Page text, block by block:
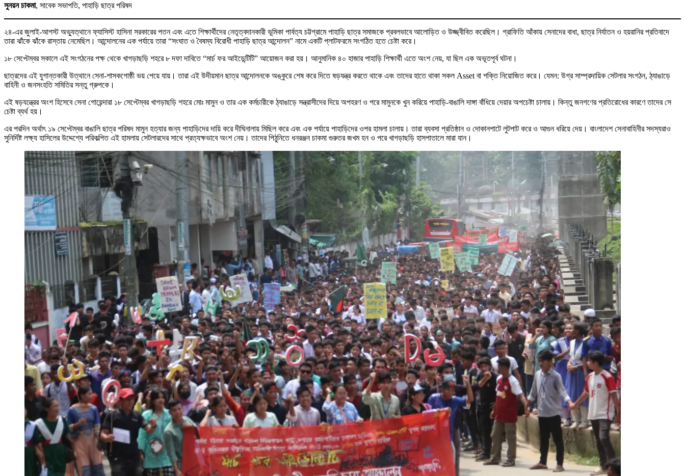
সুনয়ন চাকমা, সাবেক সভাপতি, পাহাড়ি ছাত্র পরিষদ
২৪-এর জুলাই-আগস্ট অভ্যুত্থানে ফ্যাসিস্ট হাসিনা সরকারের পতন এবং এতে শিক্ষার্থীদের নেতৃত্বদানকারী ভূমিকা পার্বত্য চট্টগ্রামে পাহাড়ি ছাত্র সমাজকে প্রবলভাবে আলোড়িত ও উজ্জ্বীবিত করেছিল। গ্রাফিতি আঁকায় সেনাদের বাধা, ছাত্র নির্যাতন ও হয়রানির প্রতিবাদে
তারা ঝাঁকে ঝাঁকে রাস্তায় নেমেছিল। আন্দোলনের এক পর্যায়ে তারা “সংঘাত ও বৈষম্য বিরোধী পাহাড়ি ছাত্র আন্দোলন” নামে একটি প্লাটফরমে সংগঠিত হতে চেষ্টা করে।
১৮ সেপ্টেম্বর সকালে এই সংগঠনের পক্ষ থেকে খাগড়াছড়ি শহরে ৮ দফা দাবিতে “মার্চ ফর আইডেন্টিটি” আয়োজন করা হয়। আনুমানিক ৪০ হাজার পাহাড়ি শিক্ষার্থী এতে অংশ নেয়, যা ছিল এক অভূতপূর্ব ঘটনা।
ছাত্রদের এই যুগান্তকারী উত্থানে সেনা-শাসকগোষ্ঠী ভয় পেয়ে যায়। তারা এই উদীয়মান ছাত্র আন্দোলনকে অঙ্কুরে শেষ করে দিতে ষড়যন্ত্র করতে থাকে এবং তাদের হাতে থাকা সকল Asset বা শক্তি নিয়োজিত করে। যেমন: উগ্র সাম্প্রদায়িক সেটলার সংগঠন, ঠ্যাঙাড়ে
বাহিনী ও জনসংহতি সমিতির সন্তু গ্রুপকে।
এই ষড়যন্ত্রের অংশ হিসেবে সেনা গোয়েন্দারা ১৮ সেপ্টেম্বর খাগড়াছড়ি শহরে মোঃ মামুন ও তার এক কর্মচারীকে ঠ্যাঙাড়ে সন্ত্রাসীদের দিয়ে অপহরণ ও পরে মামুনকে খুন করিয়ে পাহাড়ি-বাঙালি দাঙ্গা বাঁধিয়ে দেয়ার অপচেষ্টা চালায়। কিন্তু জনগণের প্রতিরোধের কারণে তাদের সে
চেষ্টা ব্যর্থ হয়।
এর পরদিন অর্থাৎ ১৯ সেপ্টেম্বর বাঙালি ছাত্র পরিষদ মামুন হত্যার জন্য পাহাড়িদের দায়ি করে দীঘিনালায় মিছিল করে এবং এক পর্যায়ে পাহাড়িদের ওপর হামলা চালায়। তারা ব্যবসা প্রতিষ্ঠান ও দোকানপাটে লুটপাট করে ও আগুন ধরিয়ে দেয়। বাংলাদেশ সেনাবাহিনীর সদস্যরাও
সুনির্দিষ্ট লক্ষ্য হাসিলের উদ্দেশ্যে পরিকল্পিত এই হামলায় সেটলারদের সাথে প্রত্যক্ষভাবে অংশ নেয়। তাদের পিঠুনিতে ধনরঞ্জন চাকমা গুরুতর জখম হন ও পরে খাগড়াছড়ি হাসপাতালে মারা যান।